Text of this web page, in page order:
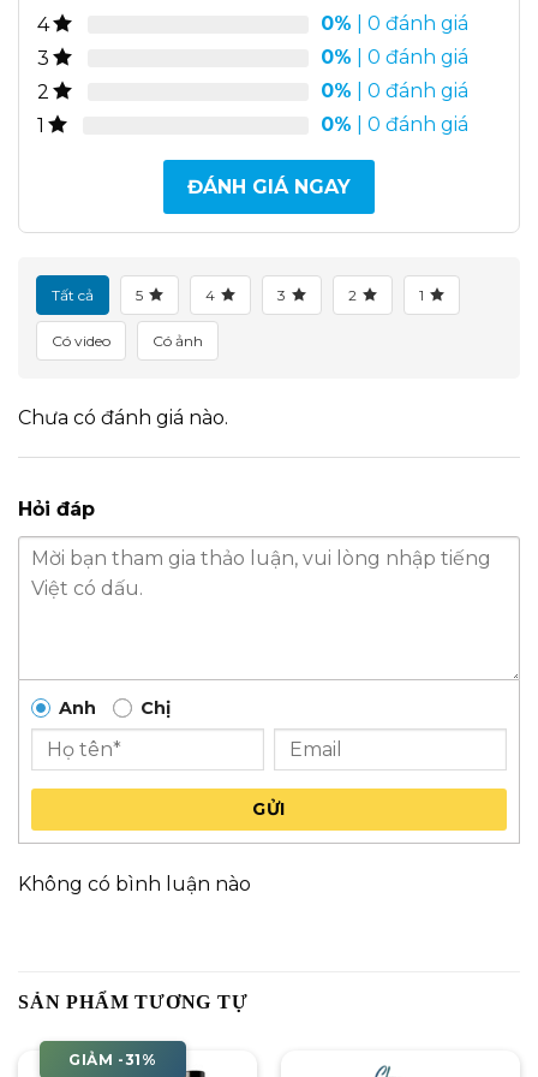
4
0% | 0 đánh giá
3
0% | 0 đánh giá
2
0% | 0 đánh giá
1
0% | 0 đánh giá
ĐÁNH GIÁ NGAY
Tất cả 5 4 3 2 1
Có video Có ảnh
Chưa có đánh giá nào.
Hỏi đáp
Anh Chị
GỬI
Không có bình luận nào
SẢN PHẨM TƯƠNG TỰ
GIẢM -31%